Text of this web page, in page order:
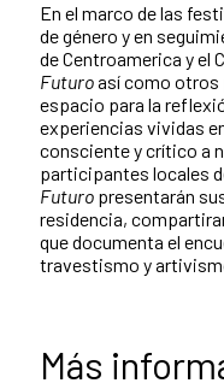
En el marco de las
de género y en
de Centroamerica y el
Futuroasí como otros
espacio para la
experiencias vividas
consciente y crítico a
participantes locales
Futuro presentarán
residencia,
que documenta el
travestismo y
Más